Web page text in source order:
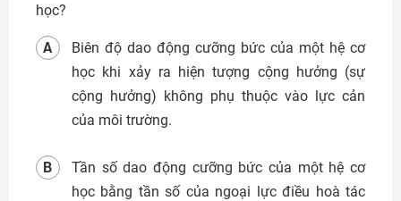
học?
Biên độ dao động cưỡng bức của một hệ cơ
học khi xảy ra hiện tượng cộng hưởng (sự
cộng hưởng) không phụ thuộc vào lực cản
của môi trường.
A
Tần số dao động cưỡng bức của một hệ cơ
học bằng tần số của ngoại lực điều hoà tác
B